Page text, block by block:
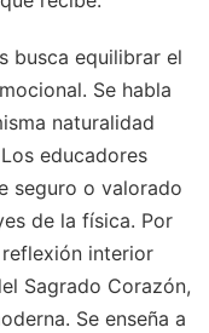
busca equilibrar el
Se habla
naturalidad
educadores
seguro o valorado
de la física. Por
interior
Sagrado Corazón,
Se enseña a